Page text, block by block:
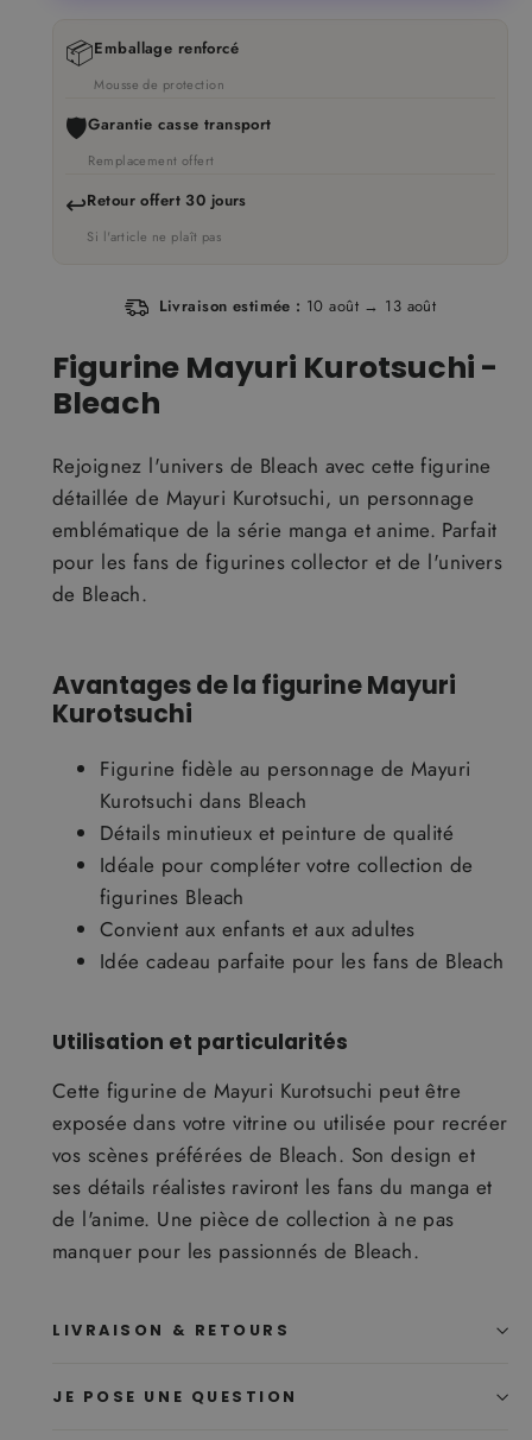
📦Emballage renforcé
Mousse de protection
🛡️Garantie casse transport
Remplacement offert
↩️Retour offert 30 jours
Si l'article ne plaît pas
Livraison estimée : 10 août → 13 août
Figurine Mayuri Kurotsuchi -
Bleach
Rejoignez l'univers de Bleach avec cette figurine
détaillée de Mayuri Kurotsuchi, un personnage
emblématique de la série manga et anime. Parfait
pour les fans de figurines collector et de l'univers
de Bleach.
Avantages de la figurine Mayuri
Kurotsuchi
Figurine fidèle au personnage de Mayuri
Kurotsuchi dans Bleach
Détails minutieux et peinture de qualité
Idéale pour compléter votre collection de
figurines Bleach
Convient aux enfants et aux adultes
Idée cadeau parfaite pour les fans de Bleach
Utilisation et particularités
Cette figurine de Mayuri Kurotsuchi peut être
exposée dans votre vitrine ou utilisée pour recréer
vos scènes préférées de Bleach. Son design et
ses détails réalistes raviront les fans du manga et
de l'anime. Une pièce de collection à ne pas
manquer pour les passionnés de Bleach.
LIVRAISON & RETOURS
JE POSE UNE QUESTION